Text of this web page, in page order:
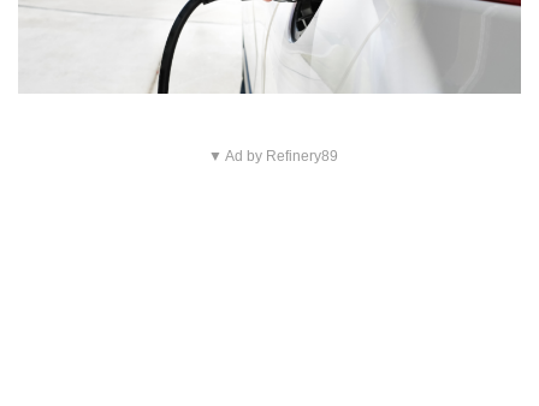
▼ Ad by Refinery89